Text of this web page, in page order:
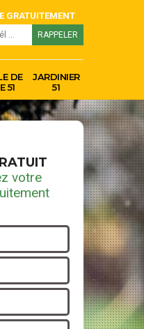
GRATUITEMENT
DE
51
JARDINIER
51
votre